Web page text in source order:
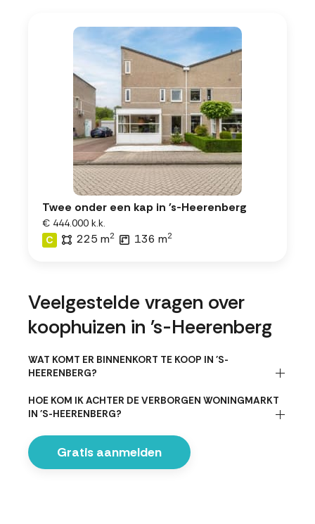
Twee onder een kap in 's-Heerenberg
€ 444.000 k.k.
C
225 m2 136 m2
Veelgestelde vragen over
koophuizen in 's-Heerenberg
WAT KOMT ER BINNENKORT TE KOOP IN 'S-
HEERENBERG?
HOE KOM IK ACHTER DE VERBORGEN WONINGMARKT
IN 'S-HEERENBERG?
Gratis aanmelden